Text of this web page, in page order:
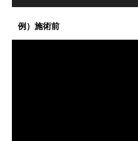
例）施術前